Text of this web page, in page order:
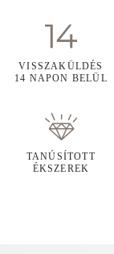
VISSZAKÜLDÉS
14 NAPON BELÜL
TANÚSÍTOTT
ÉKSZEREK